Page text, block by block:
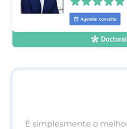
É simplesmente o